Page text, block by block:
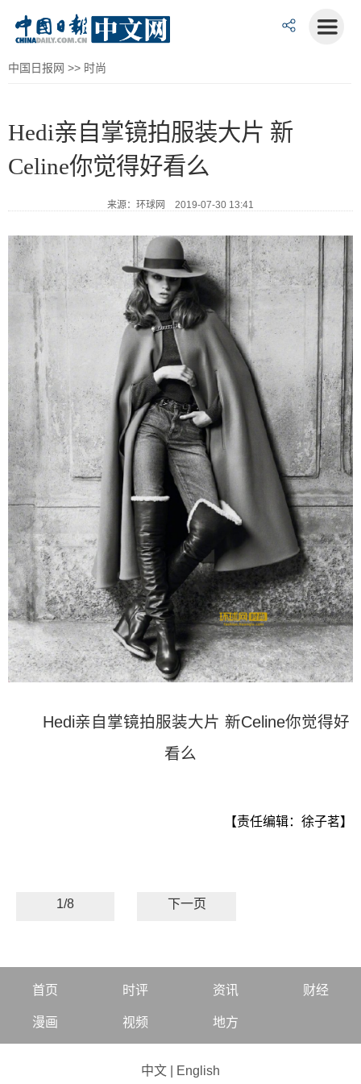
中国日报网 >> 时尚
Hedi亲自掌镜拍服装大片 新
Celine你觉得好看么
来源：环球网 2019-07-30 13:41
Hedi亲自掌镜拍服装大片 新Celine你觉得好
看么
【责任编辑：徐子茗】
1/8 下一页
首页 时评 资讯 财经
漫画 视频 地方
中文 English